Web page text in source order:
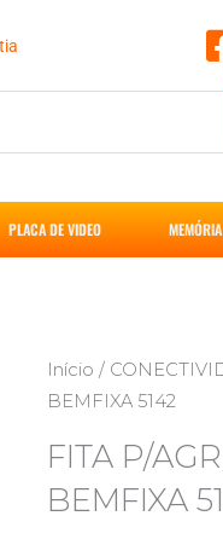
PLACA DE VIDEO MEMÓRIA
Início /
BEMFIXA 5142
FITA P/
BEMFIXA